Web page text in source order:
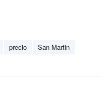
precio
San Martin